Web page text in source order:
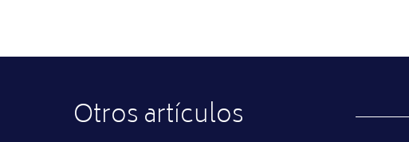
Otros artículos